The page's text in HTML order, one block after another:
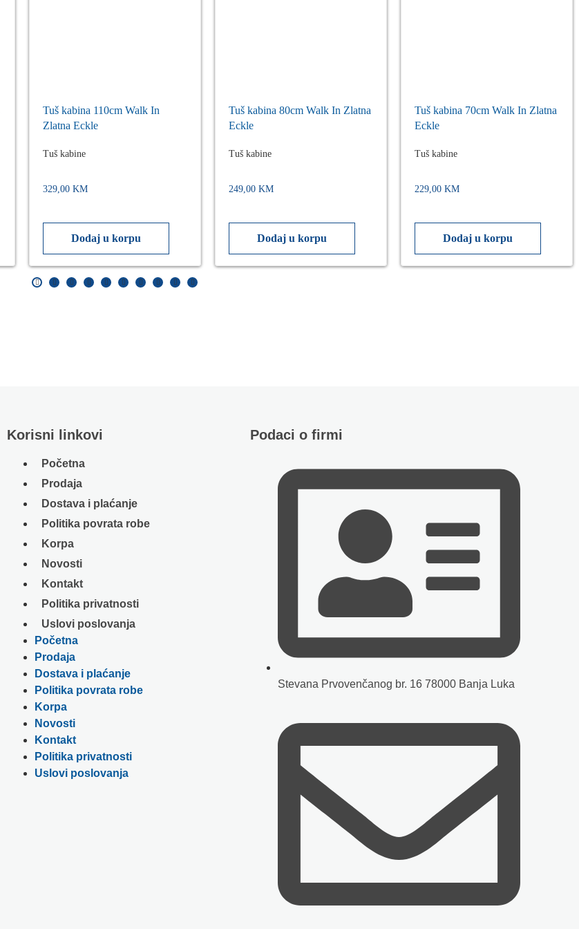
Tuš kabina 110cm Walk In
Zlatna Eckle
Tuš kabine
329,00KM
Dodaj u korpu
Tuš kabina 80cm Walk In Zlatna
Eckle
Tuš kabine
249,00KM
Dodaj u korpu
Tuš kabina 70cm Walk In Zlatna
Eckle
Tuš kabine
229,00KM
Dodaj u korpu
Korisni linkovi
Početna
Prodaja
Dostava i plaćanje
Politika povrata robe
Korpa
Novosti
Kontakt
Politika privatnosti
Uslovi poslovanja
Početna
Prodaja
Dostava i plaćanje
Politika povrata robe
Korpa
Novosti
Kontakt
Politika privatnosti
Uslovi poslovanja
Podaci o firmi
Stevana Prvovenčanog br. 16 78000 Banja Luka